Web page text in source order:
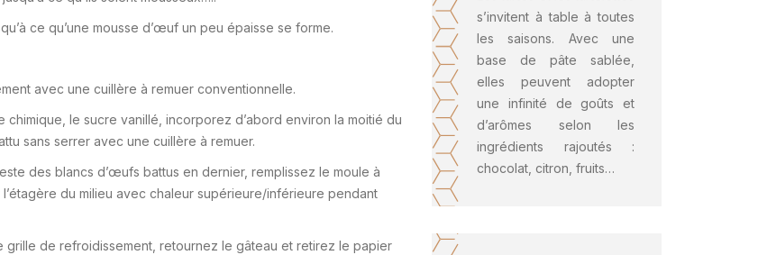
ce qu’une mousse d’œuf un peu épaisse se forme.
avec une cuillère à remuer conventionnelle.
le sucre vanillé, incorporez d’abord environ la moitié du
sans serrer avec une cuillère à remuer.
des blancs d’œufs battus en dernier, remplissez le moule à
du milieu avec chaleur supérieure/inférieure pendant
de refroidissement, retournez le gâteau et retirez le papier
s’invitent à table à toutes
les saisons. Avec une
base de pâte sablée,
elles peuvent adopter
une infinité de goûts et
d’arômes selon les
ingrédients rajoutés :
chocolat, citron, fruits…